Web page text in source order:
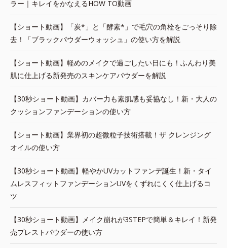
ラー｜キレイをかなえるHOW TO動画
【ショート動画】「炭*」と「酵素*」で毛穴の角栓をごっそり除
去！「ブラックパウダーウォッシュ」の使い方を解説
【ショート動画】軽めのメイクで過ごしたい日にも！ふんわり美
肌に仕上げる新発売のスキンケアパウダーを解説
【30秒ショート動画】カバー力も素肌感も妥協なし！新・大人の
クッションファンデーションの使い方
【ショート動画】業界初の超微粒子技術搭載！ザ クレンジング
オイルの使い方
【30秒ショート動画】軽やかUVカットファンデ誕生！新・タイ
ムレスフィットファンデーションUVをくずれにくく仕上げるコ
ツ
【30秒ショート動画】メイク崩れが3STEPで簡単＆キレイ！新発
売プレストパウダーの使い方